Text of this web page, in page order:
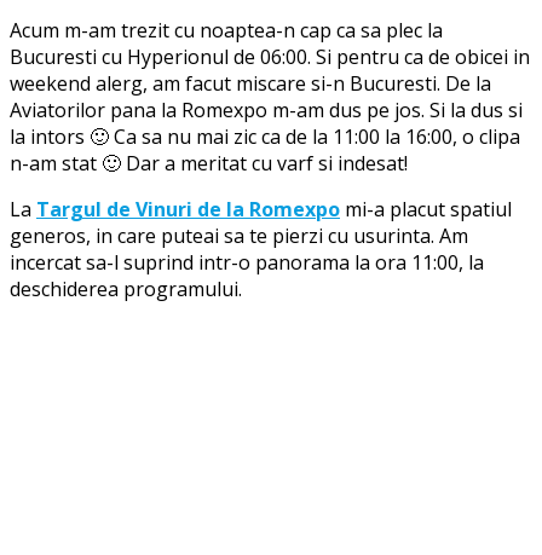
Acum m-am trezit cu noaptea-n cap ca sa plec la
Bucuresti cu Hyperionul de 06:00. Si pentru ca de obicei in
weekend alerg, am facut miscare si-n Bucuresti. De la
Aviatorilor pana la Romexpo m-am dus pe jos. Si la dus si
la intors 🙂 Ca sa nu mai zic ca de la 11:00 la 16:00, o clipa
n-am stat 🙂 Dar a meritat cu varf si indesat!
La Targul de Vinuri de la Romexpo mi-a placut spatiul
generos, in care puteai sa te pierzi cu usurinta. Am
incercat sa-l suprind intr-o panorama la ora 11:00, la
deschiderea programului.